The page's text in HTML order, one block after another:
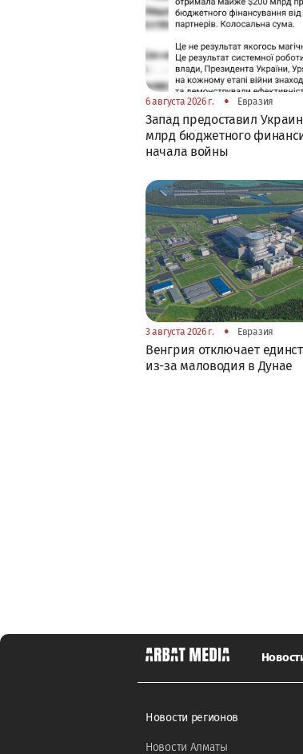
6 августа 2026 г. • Евразия
Запад предоставил
млрд бюджетного
начала войны
3 августа 2026 г. • Евразия
Венгрия отключает
из-за маловодия в Дунае
Новости регионов
Новости Алматы